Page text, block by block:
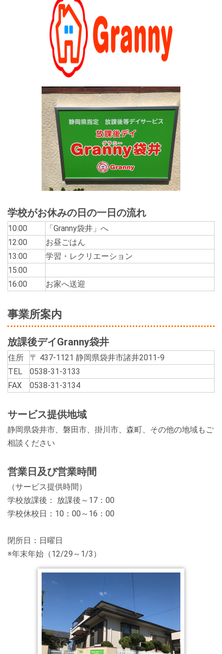
学校がお休みの日の一日の流れ
10:00
「Granny袋井」へ
12:00
お昼ごはん
13:00
学習・レクリエーション
15:00
16:00
お家へ送迎
事業所案内
放課後デイGranny袋井
住所
〒 437-1121 静岡県袋井市諸井2011-9
TEL
0538-31-3133
FAX
0538-31-3134
サービス提供地域
静岡県袋井市、磐田市、掛川市、森町、その他の地域もご
相談ください
営業日及び営業時間
（サービス提供時間）
学校放課後： 放課後～17：00
学校休校日：10：00～16：00
閉所日：日曜日
※年末年始（12/29～1/3）